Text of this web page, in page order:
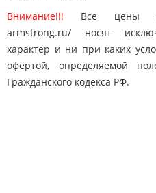
Внимание!!! Все цены
armstrong.ru/ носят
характер и ни при каких
офертой, определяемой
Гражданского кодекса РФ.